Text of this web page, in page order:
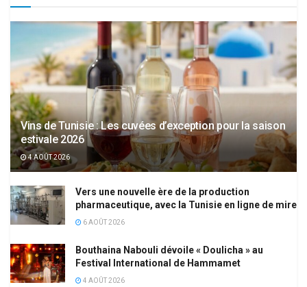
Vins de Tunisie : Les cuvées d’exception pour la saison
estivale 2026
4 AOÛT 2026
Vers une nouvelle ère de la production
pharmaceutique, avec la Tunisie en ligne de mire
6 AOÛT 2026
Bouthaina Nabouli dévoile « Doulicha » au
Festival International de Hammamet
4 AOÛT 2026